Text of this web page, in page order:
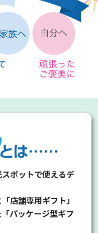
ポットで使えるデ
店舗専用ギフト」
パッケージ型ギフ